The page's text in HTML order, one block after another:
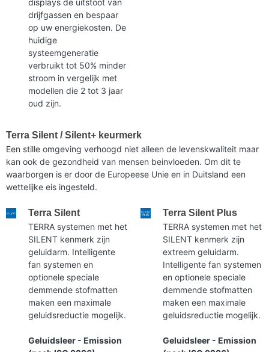
displays de uitstoot van
drijfgassen en bespaar
op uw energiekosten. De
huidige
systeemgeneratie
verbruikt tot 50% minder
stroom in vergelijk met
modellen die 2 tot 3 jaar
oud zijn.
Terra Silent / Silent+ keurmerk
Een stille omgeving verhoogd niet alleen de levenskwaliteit maar
kan ook de gezondheid van mensen beinvloeden. Om dit te
waarborgen is er door de Europeese Unie en in Duitsland een
wettelijke eis ingesteld.
Terra Silent
TERRA systemen met het
SILENT kenmerk zijn
geluidarm. Intelligente
fan systemen en
optionele speciale
demmende stofmatten
maken een maximale
geluidsreductie mogelijk.
Geluidsleer - Emission
Terra Silent Plus
TERRA systemen met het
SILENT kenmerk zijn
extreem geluidarm.
Intelligente fan systemen
en optionele speciale
demmende stofmatten
maken een maximale
geluidsreductie mogelijk.
Geluidsleer - Emission